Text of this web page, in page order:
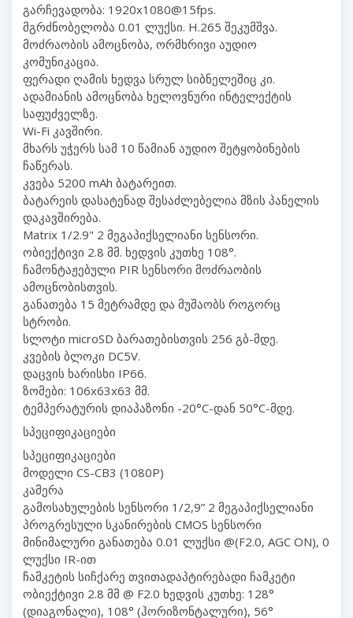
გარჩევადობა: 1920x1080@15fps.
მგრძნობელობა 0.01 ლუქსი. H.265 შეკუმშვა.
მოძრაობის ამოცნობა, ორმხრივი აუდიო
კომუნიკაცია.
ფერადი ღამის ხედვა სრულ სიბნელეშიც კი.
ადამიანის ამოცნობა ხელოვნური ინტელექტის
საფუძველზე.
Wi-Fi კავშირი.
მხარს უჭერს სამ 10 წამიან აუდიო შეტყობინების
ჩაწერას.
კვება 5200 mAh ბატარეით.
ბატარეის დასატენად შესაძლებელია მზის პანელის
დაკავშირება.
Matrix 1/2.9" 2 მეგაპიქსელიანი სენსორი.
ობიექტივი 2.8 მმ. ხედვის კუთხე 108°.
ჩამონტაჟებული PIR სენსორი მოძრაობის
ამოცნობისთვის.
განათება 15 მეტრამდე და მუშაობს როგორც
სტრობი.
სლოტი microSD ბარათებისთვის 256 გბ-მდე.
კვების ბლოკი DC5V.
დაცვის ხარისხი IP66.
ზომები: 106x63x63 მმ.
ტემპერატურის დიაპაზონი -20°C-დან 50°C-მდე.
სპეციფიკაციები
სპეციფიკაციები
მოდელი CS-CB3 (1080P)
კამერა
გამოსახულების სენსორი 1/2,9” 2 მეგაპიქსელიანი
პროგრესული სკანირების CMOS სენსორი
მინიმალური განათება 0.01 ლუქსი @(F2.0, AGC ON), 0
ლუქსი IR-ით
ჩამკეტის სიჩქარე თვითადაპტირებადი ჩამკეტი
ობიექტივი 2.8 მმ @ F2.0 ხედვის კუთხე: 128°
(დიაგონალი), 108° (ჰორიზონტალური), 56°